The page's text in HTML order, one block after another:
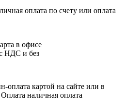
оплата по счету или оплата
в офисе
НДС и без
оплата картой на сайте или в
наличная оплата